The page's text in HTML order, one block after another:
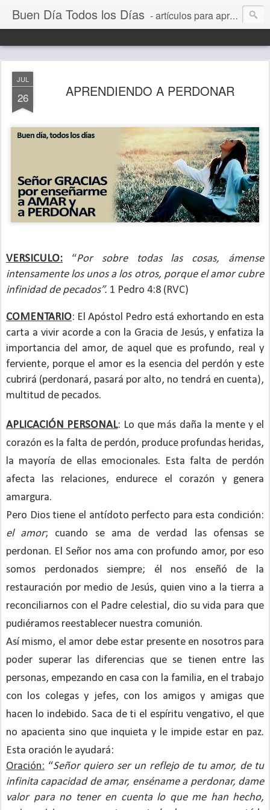
Buen Día Todos los Días - artículos para aprender a vivir mejor, un día a la vez. Por Juan C Quintero
JUL
26 APRENDIENDO A PERDONAR
VERSICULO: “Por sobre todas las cosas, ámense
intensamente los unos a los otros, porque el amor cubre
infinidad de pecados”. 1 Pedro 4:8 (RVC)
COMENTARIO: El Apóstol Pedro está exhortando en esta
carta a vivir acorde a con la Gracia de Jesús, y enfatiza la
importancia del amor, de aquel que es profundo, real y
ferviente, porque el amor es la esencia del perdón y este
cubrirá (perdonará, pasará por alto, no tendrá en cuenta),
multitud de pecados.
APLICACIÓN PERSONAL: Lo que más daña la mente y el
corazón es la falta de perdón, produce profundas heridas,
la mayoría de ellas emocionales. Esta falta de perdón
afecta las relaciones, endurece el corazón y genera
amargura.
Pero Dios tiene el antídoto perfecto para esta condición:
el amor; cuando se ama de verdad las ofensas se
perdonan. El Señor nos ama con profundo amor, por eso
somos perdonados siempre; él nos enseñó de la
restauración por medio de Jesús, quien vino a la tierra a
reconciliarnos con el Padre celestial, dio su vida para que
pudiéramos reestablecer nuestra comunión.
Así mismo, el amor debe estar presente en nosotros para
poder superar las diferencias que se tienen entre las
personas, empezando en casa con la familia, en el trabajo
con los colegas y jefes, con los amigos y amigas que
hacen lo indebido. Saca de ti el espíritu vengativo, el que
no apacienta sino que inquieta y le impide estar en paz.
Esta oración le ayudará:
Oración: “Señor quiero ser un reflejo de tu amor, de tu
infinita capacidad de amar, enséname a perdonar, dame
valor para no tener en cuenta lo que me han hecho,